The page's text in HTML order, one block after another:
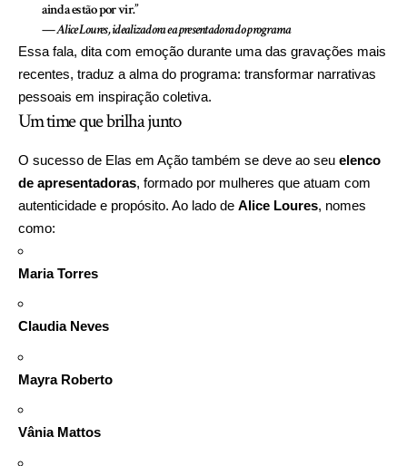
ainda estão por vir.”
—Alice Loures, idealizadora e apresentadora do programa
Essa fala, dita com emoção durante uma das gravações mais
recentes, traduz a alma do programa: transformar narrativas
pessoais em inspiração coletiva.
Um time que brilha junto
O sucesso de Elas em Ação também se deve ao seu elenco
de apresentadoras, formado por mulheres que atuam com
autenticidade e propósito. Ao lado de Alice Loures, nomes
como:
Maria Torres
Claudia Neves
Mayra Roberto
Vânia Mattos